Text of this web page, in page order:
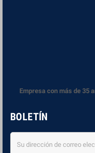
Empresa con más de 35
BOLETÍN